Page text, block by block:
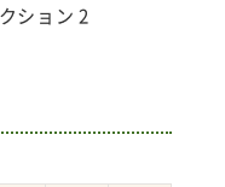
ション 2